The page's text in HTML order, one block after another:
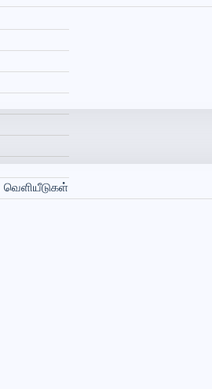
வெளியீடுகள்